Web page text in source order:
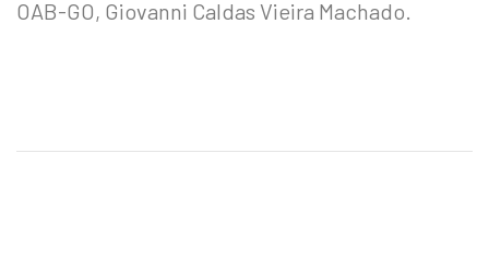
OAB-GO, Giovanni Caldas Vieira Machado.